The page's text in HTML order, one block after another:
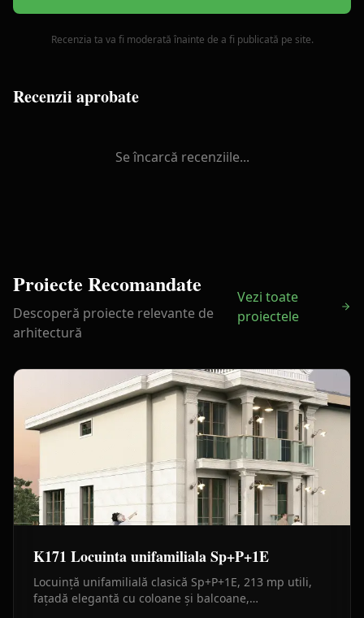
Recenzia ta va fi moderată înainte de a fi publicată pe site.
Recenzii aprobate
Se încarcă recenziile...
Proiecte Recomandate
Descoperă proiecte relevante de
arhitectură
Vezi toate
proiectele
K171 Locuinta unifamiliala Sp+P+1E
Locuință unifamilială clasică Sp+P+1E, 213 mp utili,
fațadă elegantă cu coloane și balcoane,